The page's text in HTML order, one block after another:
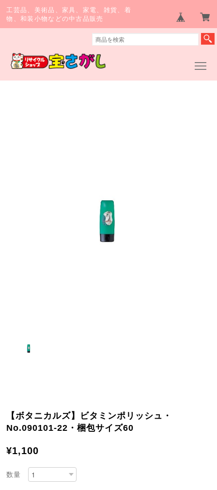
工芸品、美術品、家具、家電、雑貨、着
物、和装小物などの中古品販売
【ボタニカルズ】ビタミンポリッシュ・
No.090101-22・梱包サイズ60
¥1,100
数量